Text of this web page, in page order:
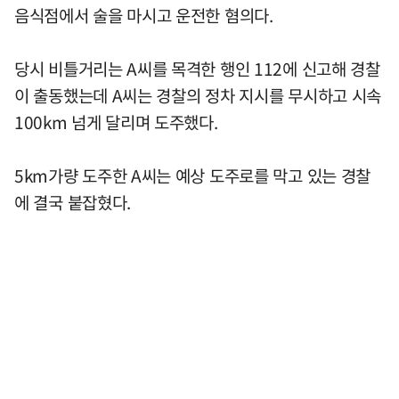
음식점에서 술을 마시고 운전한 혐의다.
당시 비틀거리는 A씨를 목격한 행인 112에 신고해 경찰
이 출동했는데 A씨는 경찰의 정차 지시를 무시하고 시속
100km 넘게 달리며 도주했다.
5km가량 도주한 A씨는 예상 도주로를 막고 있는 경찰
에 결국 붙잡혔다.